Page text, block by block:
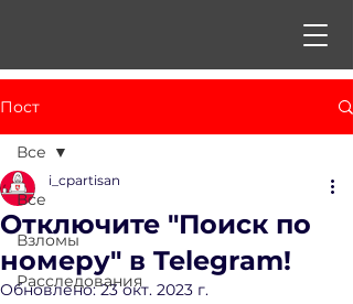
Пост
Все
Взломы
Расследования
Все
Отключите "Поиск по
номеру" в Telegram!
i_cpartisan
Обновлено:23 окт. 2023 г.